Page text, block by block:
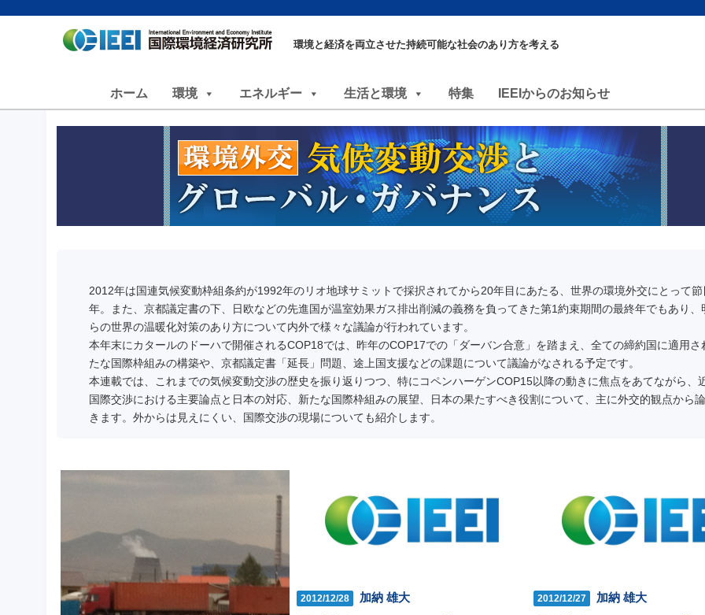
環境と経済を両立させた持続可能な社会のあり方を考える
ホーム 環境 エネルギー 生活と環境 特集 IEEIからのお知らせ
2012年は国連気候変動枠組条約が1992年のリオ地球サミットで採択されてから20年目にあたる、世界の環境外交にとって
年。また、京都議定書の下、日欧などの先進国が温室効果ガス排出削減の義務を負ってきた第1約束期間の最終年でもあり、
らの世界の温暖化対策のあり方について内外で様々な議論が行われています。
本年末にカタールのドーハで開催されるCOP18では、昨年のCOP17での「ダーバン合意」を踏まえ、全ての締約国に適用さ
たな国際枠組みの構築や、京都議定書「延長」問題、途上国支援などの課題について議論がなされる予定です。
本連載では、これまでの気候変動交渉の歴史を振り返りつつ、特にコペンハーゲンCOP15以降の動きに焦点をあてながら、
国際交渉における主要論点と日本の対応、新たな国際枠組みの展望、日本の果たすべき役割について、主に外交的観点から
きます。外からは見えにくい、国際交渉の現場についても紹介します。
2012/12/28 加納 雄大 2012/12/27 加納 雄大